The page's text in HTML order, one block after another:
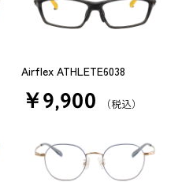
Airflex ATHLETE6038
￥9,900 （税込）